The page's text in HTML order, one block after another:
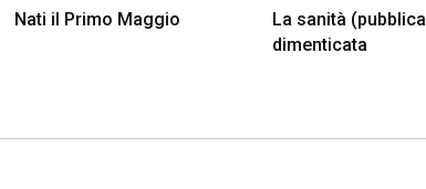
Nati il Primo Maggio
La sanità
dimenticata